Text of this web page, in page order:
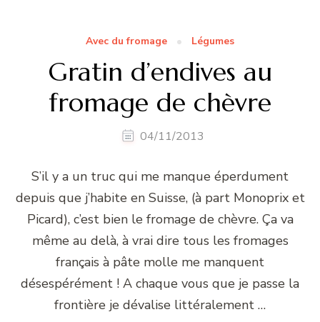
Avec du fromage Légumes
Gratin d’endives au
fromage de chèvre
04/11/2013
S’il y a un truc qui me manque éperdument
depuis que j’habite en Suisse, (à part Monoprix et
Picard), c’est bien le fromage de chèvre. Ça va
même au delà, à vrai dire tous les fromages
français à pâte molle me manquent
désespérément ! A chaque vous que je passe la
frontière je dévalise littéralement …